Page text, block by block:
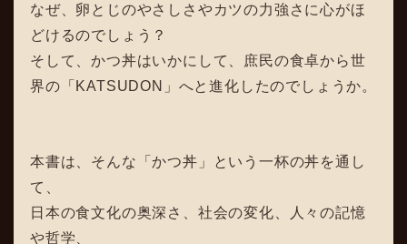
なぜ、卵とじのやさしさやカツの力強さに心がほ
どけるのでしょう？
そして、かつ丼はいかにして、庶民の食卓から世
界の「KATSUDON」へと進化したのでしょうか。
本書は、そんな「かつ丼」という一杯の丼を通し
て、
日本の食文化の奥深さ、社会の変化、人々の記憶
や哲学、